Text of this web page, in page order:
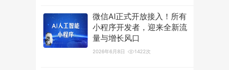
微信AI正式开放接入！所有
小程序开发者，迎来全新流
量与增长风口
2026年6月8日 1422次